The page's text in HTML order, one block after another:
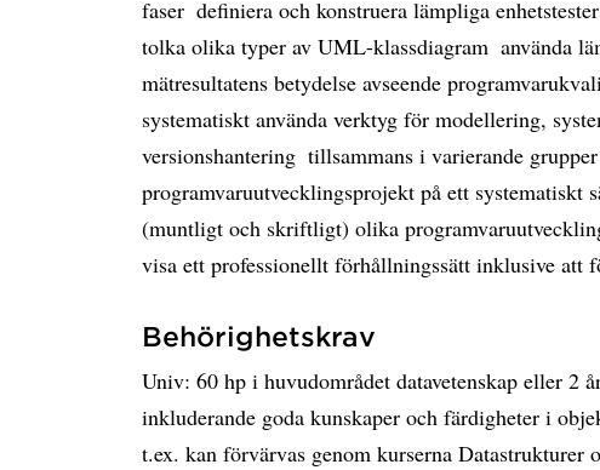
faser  definiera och konstruera lämpliga
tolka olika typer av UML-klassdiagram  använda
mätresultatens betydelse avseende
systematiskt använda verktyg för modellering,
versionshantering  tillsammans i varierande
programvaruutvecklingsprojekt på ett systematiskt
(muntligt och skriftligt) olika
visa ett professionellt förhållningssätt inklusive att
Behörighetskrav
Univ: 60 hp i huvudområdet datavetenskap eller 2
inkluderande goda kunskaper och färdigheter i
t.ex. kan förvärvas genom kurserna